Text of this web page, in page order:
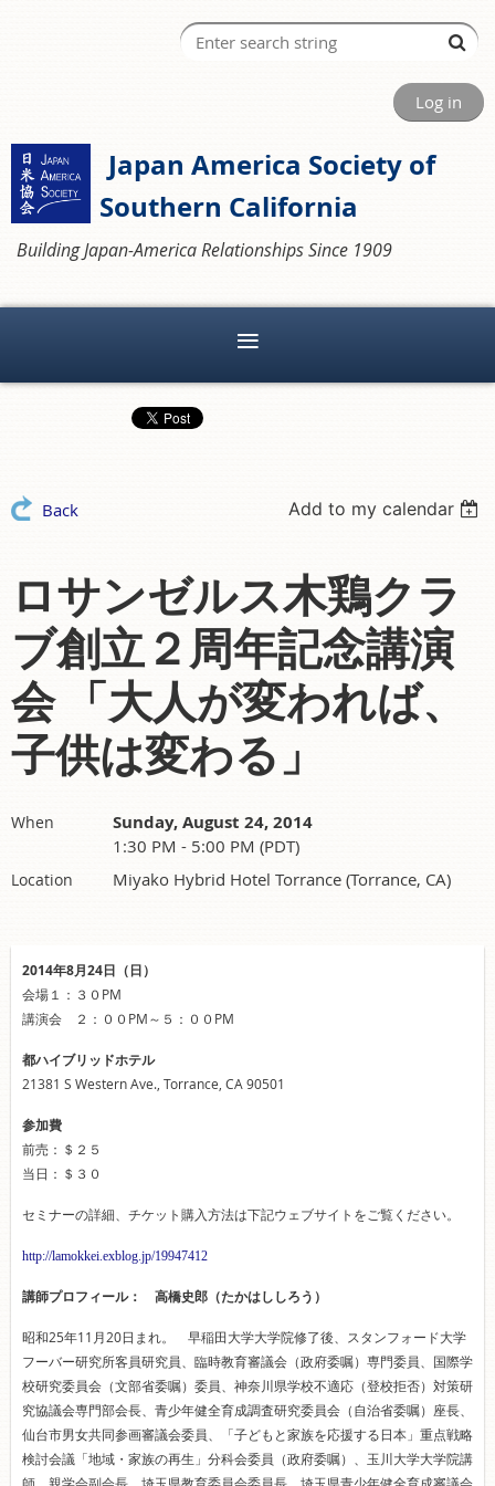
Log in
Japan America Society of
Southern California
Building Japan-America Relationships Since 1909
Back Add to my calendar
ロサンゼルス木鶏クラ
ブ創立２周年記念講演
会 「大人が変われば、
子供は変わる」
When Sunday, August 24, 2014
1:30 PM - 5:00 PM (PDT)
Location Miyako Hybrid Hotel Torrance (Torrance, CA)
2014年8月24日（日）
会場１：３０PM
講演会 ２：００PM～５：００PM
都ハイブリッドホテル
21381 S Western Ave., Torrance, CA 90501
参加費
前売：＄２５
当日：＄３０
セミナーの詳細、チケット購入方法は下記ウェブサイトをご覧ください。
http://lamokkei.exblog.jp/19947412
講師プロフィール： 高橋史郎（たかはししろう）
昭和25年11月20日まれ。 早稲田大学大学院修了後、スタンフォード大学
フーバー研究所客員研究員、臨時教育審議会（政府委嘱）専門委員、国際学
校研究委員会（文部省委嘱）委員、神奈川県学校不適応（登校拒否）対策研
究協議会専門部会長、青少年健全育成調査研究委員会（自治省委嘱）座長、
仙台市男女共同参画審議会委員、「子どもと家族を応援する日本」重点戦略
検討会議「地域・家族の再生」分科会委員（政府委嘱）、玉川大学大学院講